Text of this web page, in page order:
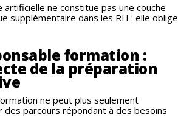
artificielle ne constitue pas une couche
supplémentaire dans les RH : elle oblige
formation :
de la préparation
ne peut plus seulement
des parcours répondant à des besoins